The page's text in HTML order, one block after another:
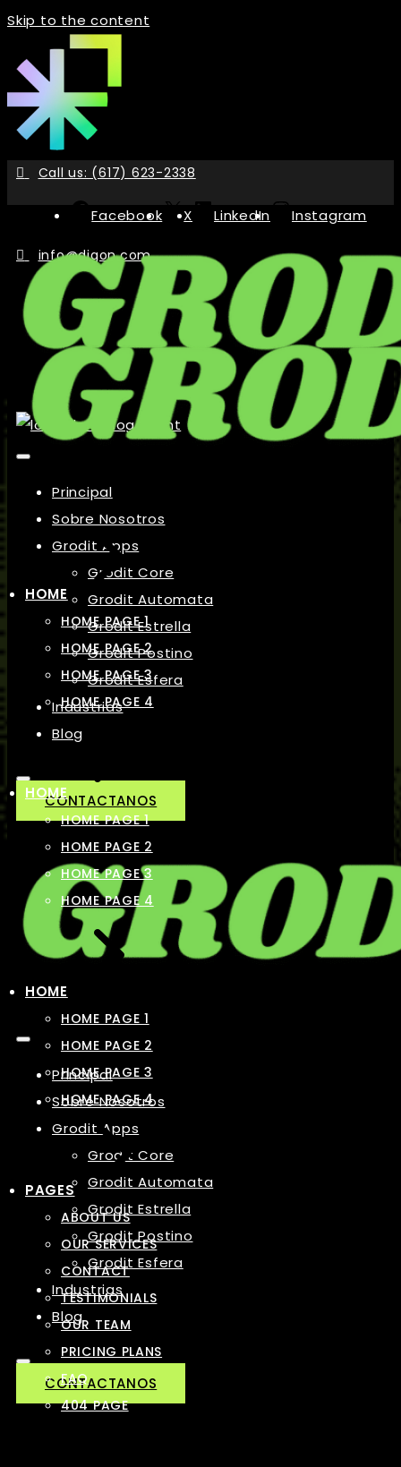
Skip to the content
Call us: (617) 623-2338
Facebook X LinkedIn Instagram
info@digon.com
Principal
Sobre Nosotros
Grodit Apps
Grodit Core
Grodit Automata
Grodit Estrella
Grodit Postino
Grodit Esfera
Industrias
Blog
CONTACTANOS
Principal
Sobre Nosotros
Grodit Apps
Grodit Core
Grodit Automata
Grodit Estrella
Grodit Postino
Grodit Esfera
Industrias
Blog
CONTACTANOS
HOME
HOME PAGE 1
HOME PAGE 2
HOME PAGE 3
HOME PAGE 4
HOME
HOME PAGE 1
HOME PAGE 2
HOME PAGE 3
HOME PAGE 4
HOME
HOME PAGE 1
HOME PAGE 2
HOME PAGE 3
HOME PAGE 4
PAGES
ABOUT US
OUR SERVICES
CONTACT
TESTIMONIALS
OUR TEAM
PRICING PLANS
FAQ
404 PAGE